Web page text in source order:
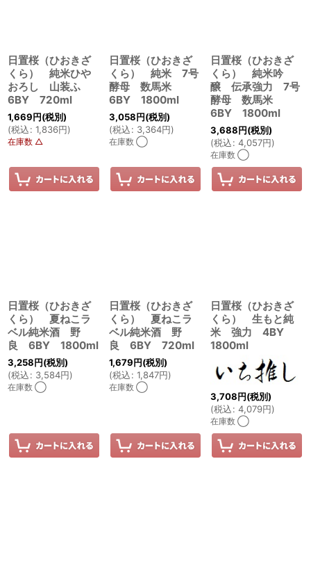
日置桜（ひおきざ
くら） 純米ひや
おろし 山装ふ
6BY 720ml
1,669円(税別)
(税込: 1,836円)
在庫数 △
日置桜（ひおきざ
くら） 純米 7号
酵母 数馬米
6BY 1800ml
3,058円(税別)
(税込: 3,364円)
在庫数 ◯
日置桜（ひおきざ
くら） 純米吟
醸 伝承強力 7号
酵母 数馬米
6BY 1800ml
3,688円(税別)
(税込: 4,057円)
在庫数 ◯
日置桜（ひおきざ
くら） 夏ねこラ
ベル純米酒 野
良 6BY 1800ml
3,258円(税別)
(税込: 3,584円)
在庫数 ◯
日置桜（ひおきざ
くら） 夏ねこラ
ベル純米酒 野
良 6BY 720ml
1,679円(税別)
(税込: 1,847円)
在庫数 ◯
日置桜（ひおきざ
くら） 生もと純
米 強力 4BY
1800ml
3,708円(税別)
(税込: 4,079円)
在庫数 ◯